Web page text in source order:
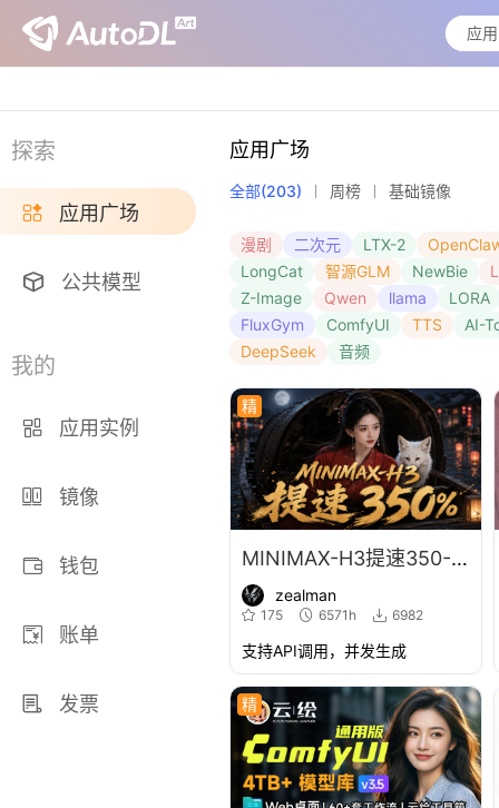
探索
应用广场
公共模型
我的
应用实例
镜像
钱包
账单
发票
应用广场
全部(203) 周榜 基础镜像
漫剧 二次元 LTX-2
LongCat
智源GLM NewBie
Z-Image
Qwen llama
LORA
FluxGym
ComfyUI TTS
AI-
DeepSeek
音频
精
MINIMAX-H3提速350-light2v高画质
zealman
175 6571h 6982
支持API调用，并发生成
精